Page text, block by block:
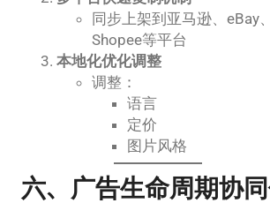
同步上架到亚马逊、eBay、
Shopee等平台
本地化优化调整
调整：
语言
定价
图片风格
六、广告生命周期协